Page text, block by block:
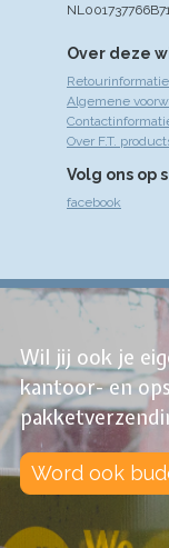
Over deze
Algemene
Over F.T.
Volg ons op
facebook
Wil jij ook je
kantoor- en
Word ook